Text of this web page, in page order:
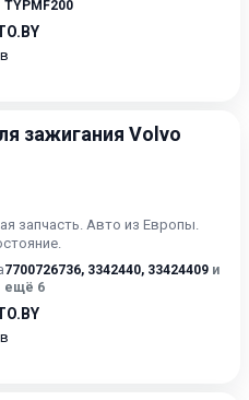
TYPMF200
зажигания Volvo
запчасть. Авто из Европы.
7700726736, 3342440, 33424409 и
ещё 6